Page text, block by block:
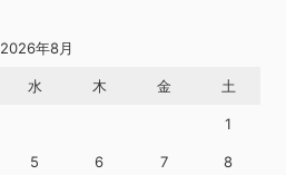
2026年8月
水 木 金 土
1
5 6 7 8